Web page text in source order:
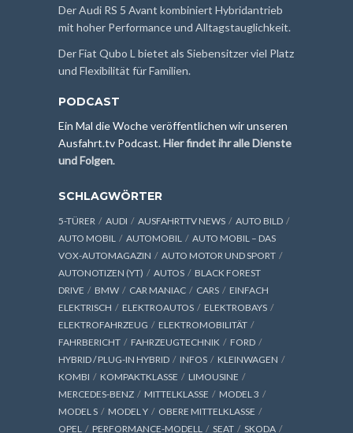
Der Audi RS 5 Avant kombiniert Hybridantrieb
mit hoher Performance und Alltagstauglichkeit.
Der Fiat Qubo L bietet als Siebensitzer viel Platz
und Flexibilität für Familien.
PODCAST
Ein Mal die Woche veröffentlichen wir unseren
Ausfahrt.tv Podcast.Hier findet ihr alle Dienste
und Folgen.
SCHLAGWÖRTER
5-TÜRER AUDI AUSFAHRTTV NEWS
AUTO BILD
AUTO MOBIL
AUTOMOBIL
AUTO MOBIL – DAS
VOX-AUTOMAGAZIN
AUTO MOTOR UND SPORT
AUTONOTIZEN (YT)
AUTOS
BLACK FOREST
DRIVE
BMW CAR MANIAC CARS
EINFACH
ELEKTRISCH
ELEKTROAUTOS
ELEKTROBAYS
ELEKTROFAHRZEUG
ELEKTROMOBILITÄT
FAHRBERICHT
FAHRZEUGTECHNIK
FORD
HYBRID / PLUG-IN HYBRID
INFOS
KLEINWAGEN
KOMBI
KOMPAKTKLASSE
LIMOUSINE
MERCEDES-BENZ
MITTELKLASSE
MODEL 3
MODEL S
MODEL Y
OBERE MITTELKLASSE
OPEL
PERFORMANCE-MODELL SEAT SKODA